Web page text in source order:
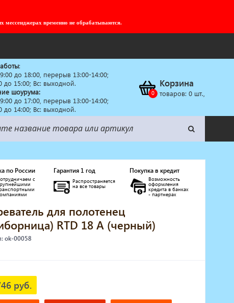
мессенджерах временно не обрабатываются.
:
до 18:00, перерыв 13:00-14:00;
до 15:00; Вс: выходной.
шоурума:
до 17:00, перерыв 13:00-14:00;
до 14:00; Вс: выходной.
Корзина
товаров: 0шт.,
по России
с
Гарантия 1 год
Распространяется
на все товары
Покупка в кредит
Возможность
оформления
кредита в банках
- партнерах
для полотенец
RTD 18 A (черный)
ok-00058
руб.